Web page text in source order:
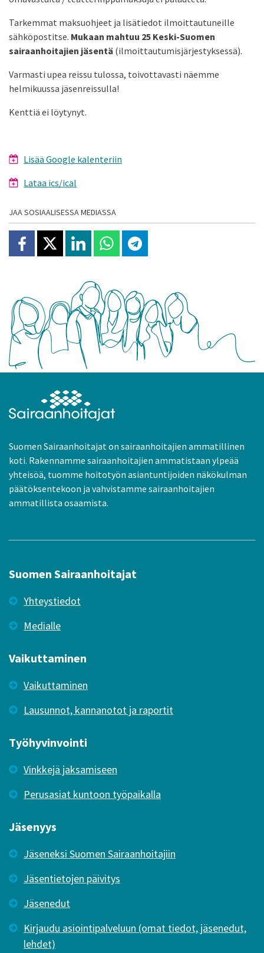
Tarkemmat maksuohjeet ja lisätiedot ilmoittautuneille
sähköpostitse. Mukaan mahtuu 25 Keski-Suomen
sairaanhoitajien jäsentä (ilmoittautumisjärjestyksessä).
Varmasti upea reissu tulossa, toivottavasti näemme
helmikuussa jäsenreissulla!
Kenttiä ei löytynyt.
Lisää Google kalenteriin
Lataa ics/ical
JAA SOSIAALISESSA MEDIASSA
Jaa Facebookissa
Jaa X:ssäJaa Linkedinissä
Jaa Whatsappissa
Jaa Telegramissa
Suomen Sairaanhoitajat on sairaanhoitajien ammatillinen
koti. Rakennamme sairaanhoitajien ammatistaan ylpeää
yhteisöä, tuomme hoitotyön asiantuntijoiden näkökulman
päätöksentekoon ja vahvistamme sairaanhoitajien
ammatillista osaamista.
Suomen Sairaanhoitajat
Yhteystiedot
Medialle
Vaikuttaminen
Vaikuttaminen
Lausunnot, kannanotot ja raportit
Työhyvinvointi
Vinkkejä jaksamiseen
Perusasiat kuntoon työpaikalla
Jäsenyys
Jäseneksi Suomen Sairaanhoitajiin
Jäsentietojen päivitys
Jäsenedut
Kirjaudu asiointipalveluun (omat tiedot, jäsenedut,
lehdet)